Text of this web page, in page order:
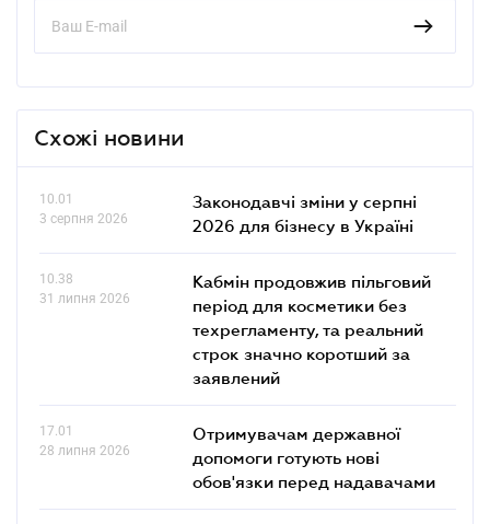
Схожі новини
10.01
3 серпня 2026
Законодавчі зміни у серпні
2026 для бізнесу в Україні
10.38
31 липня 2026
Кабмін продовжив пільговий
період для косметики без
техрегламенту, та реальний
строк значно коротший за
заявлений
17.01
28 липня 2026
Отримувачам державної
допомоги готують нові
обов'язки перед надавачами